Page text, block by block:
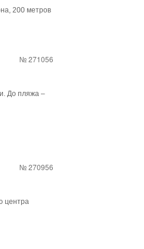
200 метров
№ 271056
До пляжа –
№ 270956
центра